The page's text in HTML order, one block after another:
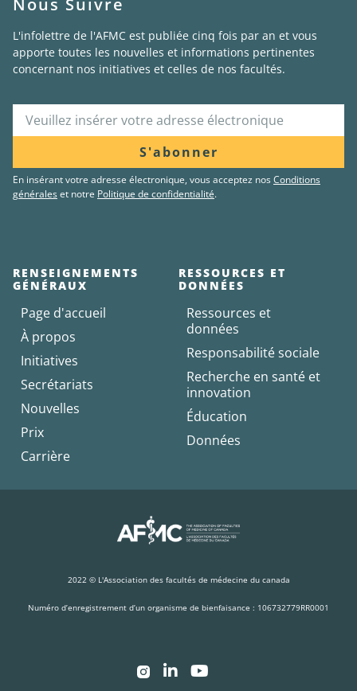
L'infolettre de l'AFMC est publiée cinq fois par an et vous
apporte toutes les nouvelles et informations pertinentes
concernant nos initiatives et celles de nos facultés.
S'abonner
En insérant votre adresse électronique, vous acceptez nosConditions
généraleset notre Politique de confidentialité.
RENSEIGNEMENTS
GÉNÉRAUX
Page d'accueil
À propos
Initiatives
Secrétariats
Nouvelles
Prix
Carrière
RESSOURCES ET
DONNÉES
Ressources et
données
Responsabilité sociale
Recherche en santé et
innovation
Éducation
Données
2022 © L'Association des facultés de médecine du canada
Numéro d’enregistrement d’un organisme de bienfaisance : 106732779RR0001